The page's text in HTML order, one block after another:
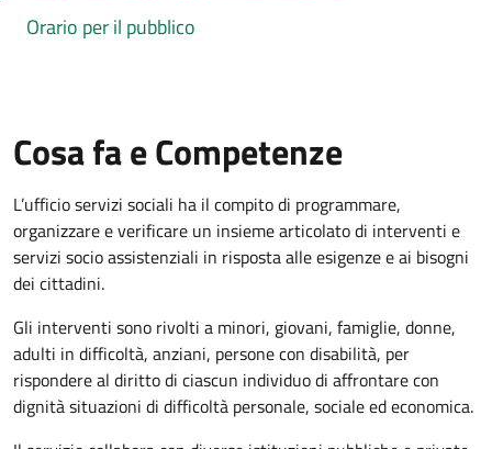
Orario per il pubblico
Cosa fa e Competenze
L’ufficio servizi sociali ha il compito di programmare,
organizzare e verificare un insieme articolato di interventi e
servizi socio assistenziali in risposta alle esigenze e ai bisogni
dei cittadini.
Gli interventi sono rivolti a minori, giovani, famiglie, donne,
adulti in difficoltà, anziani, persone con disabilità, per
rispondere al diritto di ciascun individuo di affrontare con
dignità situazioni di difficoltà personale, sociale ed economica.